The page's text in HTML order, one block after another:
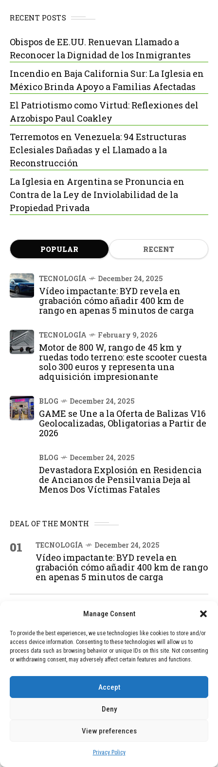
Manage Consent
To provide the best experiences, we use technologies like cookies to store and/or
access device information. Consenting to these technologies will allow us to
process data such as browsing behavior or unique IDs on this site. Not consenting
or withdrawing consent, may adversely affect certain features and functions.
Accept
Deny
View preferences
Privacy Policy
RECENT POSTS
Obispos de EE.UU. Renuevan Llamado a
Reconocer la Dignidad de los Inmigrantes
Incendio en Baja California Sur: La Iglesia en
México Brinda Apoyo a Familias Afectadas
El Patriotismo como Virtud: Reflexiones del
Arzobispo Paul Coakley
Terremotos en Venezuela: 94 Estructuras
Eclesiales Dañadas y el Llamado a la
Reconstrucción
La Iglesia en Argentina se Pronuncia en
Contra de la Ley de Inviolabilidad de la
Propiedad Privada
POPULAR RECENT
TECNOLOGÍA December 24, 2025
Vídeo impactante: BYD revela en
grabación cómo añadir 400 km de
rango en apenas 5 minutos de carga
TECNOLOGÍA February 9, 2026
Motor de 800 W, rango de 45 km y
ruedas todo terreno: este scooter cuesta
solo 300 euros y representa una
adquisición impresionante
BLOG December 24, 2025
GAME se Une a la Oferta de Balizas V16
Geolocalizadas, Obligatorias a Partir de
2026
BLOG December 24, 2025
Devastadora Explosión en Residencia
de Ancianos de Pensilvania Deja al
Menos Dos Víctimas Fatales
DEAL OF THE MONTH
01 TECNOLOGÍA December 24, 2025
Vídeo impactante: BYD revela en
grabación cómo añadir 400 km de rango
en apenas 5 minutos de carga
February 9, 2026
ruedas todo terreno: este scooter cuesta
solo 300 euros y representa una
adquisición impresionante
December 24, 2025
GAME se Une a la Oferta de Balizas V16
Geolocalizadas, Obligatorias a Partir de
December 24, 2025